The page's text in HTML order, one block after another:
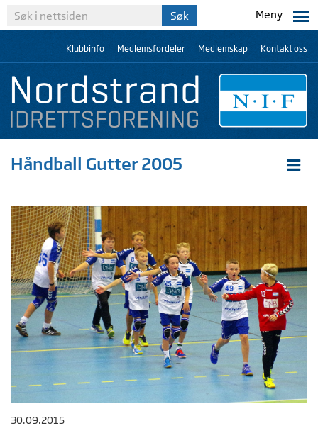
Meny
Klubbinfo Medlemsfordeler Medlemskap Kontakt oss
Håndball Gutter 2005
30.09.2015